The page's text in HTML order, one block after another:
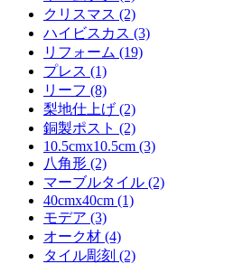
クリスマス (2)
ハイビスカス (3)
リフォーム (19)
プレス (1)
リーフ (8)
梨地仕上げ (2)
銅製ポスト (2)
10.5cmx10.5cm (3)
八角形 (2)
マーブルタイル (2)
40cmx40cm (1)
モデア (3)
オーク材 (4)
タイル彫刻 (2)